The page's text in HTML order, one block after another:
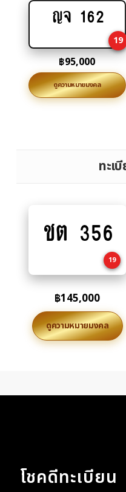
Add
cart
ญจ 162
19
฿95,000
ดูความหมายมงคล
ทะเ
to
ชต 356
19
฿145,000
ดูความหมายมงคล
โชคดีทะเบียน